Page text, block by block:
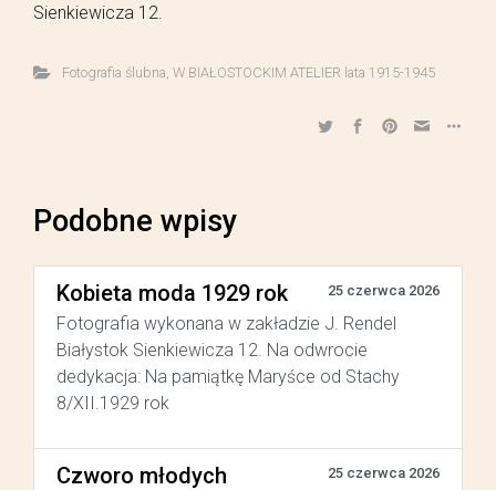
Sienkiewicza 12.
Fotografia ślubna W BIAŁOSTOCKIM ATELIER lata 1915-1945
Podobne wpisy
Kobieta moda 1929 rok 25 czerwca 2026
Fotografia wykonana w zakładzie J. Rendel
Białystok Sienkiewicza 12. Na odwrocie
dedykacja: Na pamiątkę Maryśce od Stachy
8/XII.1929 rok
Czworo młodych 25 czerwca 2026